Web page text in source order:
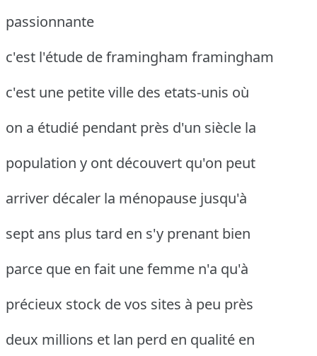
passionnante
c'est l'étude de framingham framingham
c'est une petite ville des etats-unis où
on a étudié pendant près d'un siècle la
population y ont découvert qu'on peut
arriver décaler la ménopause jusqu'à
sept ans plus tard en s'y prenant bien
parce que en fait une femme n'a qu'à
précieux stock de vos sites à peu près
deux millions et lan perd en qualité en